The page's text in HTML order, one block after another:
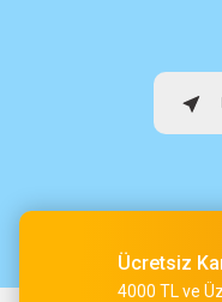
Osman Alper |
Müşteri iletişimi
Ücretsiz
4000 TL ve